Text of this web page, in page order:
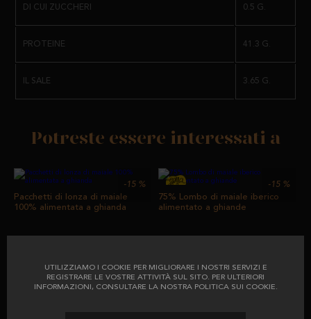
UTILIZZIAMO I COOKIE PER MIGLIORARE I NOSTRI SERVIZI E
REGISTRARE LE VOSTRE ATTIVITÀ SUL SITO. PER ULTERIORI
INFORMAZIONI, CONSULTARE LA NOSTRA POLITICA SUI COOKIE.
DI CUI ZUCCHERI 0.5 G.
PROTEINE 41.3 G.
IL SALE 3.65 G.
Potreste essere interessati a
Pacchetti di lonza di maiale
100% alimentata a ghianda
-15 %
75% Lombo di maiale iberico
alimentato a ghiande
-15 %